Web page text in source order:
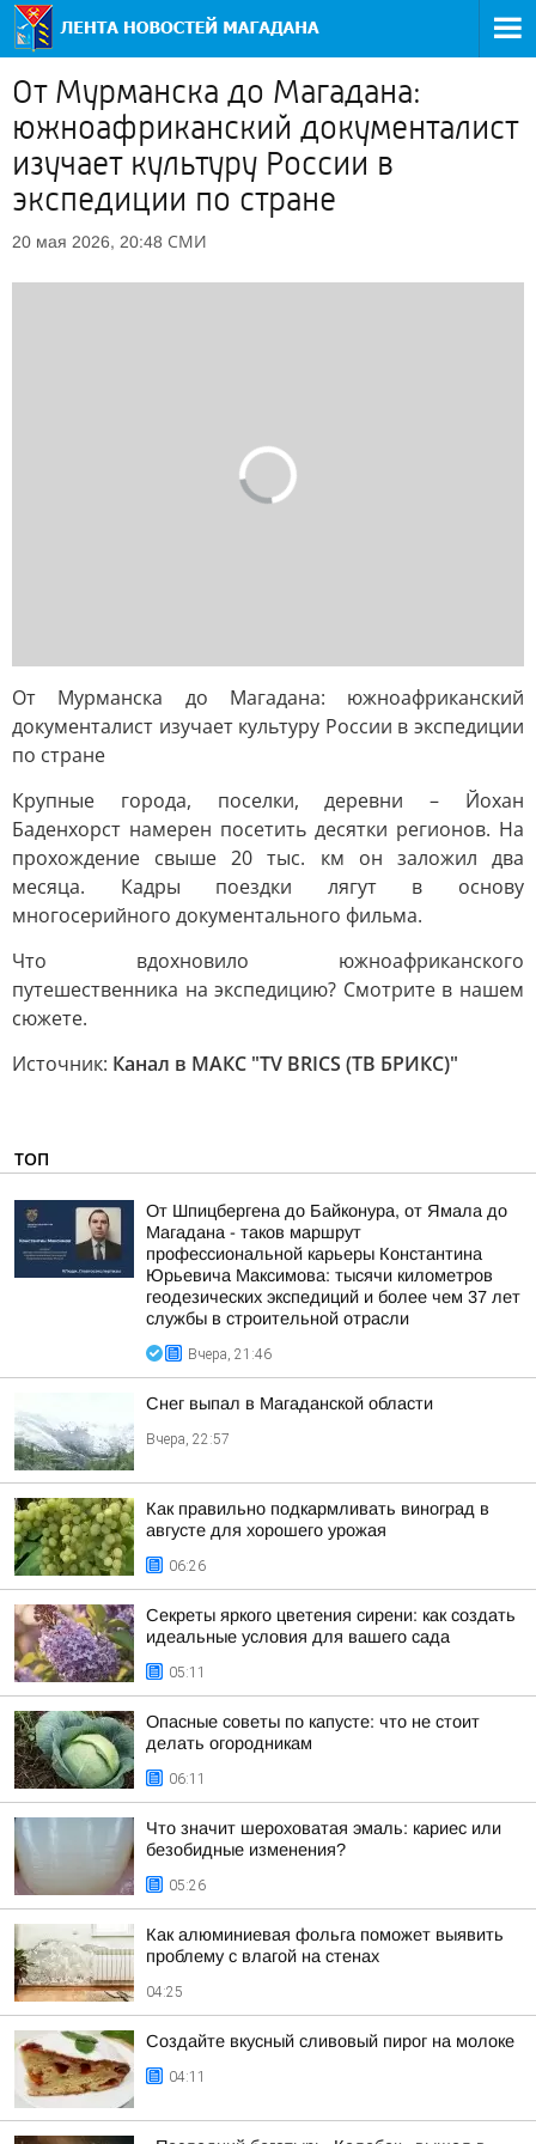
От Мурманска до Магадана:
южноафриканский документалист
изучает культуру России в
экспедиции по стране
20 мая 2026, 20:48 СМИ
От Мурманска до Магадана: южноафриканский
документалист изучает культуру России в экспедиции
по стране
Крупные города, поселки, деревни – Йохан
Баденхорст намерен посетить десятки регионов. На
прохождение свыше 20 тыс. км он заложил два
месяца. Кадры поездки лягут в основу
многосерийного документального фильма.
Что вдохновило южноафриканского
путешественника на экспедицию? Смотрите в нашем
сюжете.
Источник: Канал в МАКС "TV BRICS (ТВ БРИКС)"
ТОП
От Шпицбергена до Байконура, от Ямала до
Магадана - таков маршрут
профессиональной карьеры Константина
Юрьевича Максимова: тысячи километров
геодезических экспедиций и более чем 37 лет
службы в строительной отрасли
Вчера, 21:46
Снег выпал в Магаданской области
Вчера, 22:57
Как правильно подкармливать виноград в
августе для хорошего урожая
06:26
Секреты яркого цветения сирени: как создать
идеальные условия для вашего сада
05:11
Опасные советы по капусте: что не стоит
делать огородникам
06:11
Что значит шероховатая эмаль: кариес или
безобидные изменения?
05:26
Как алюминиевая фольга поможет выявить
проблему с влагой на стенах
04:25
Создайте вкусный сливовый пирог на молоке
04:11